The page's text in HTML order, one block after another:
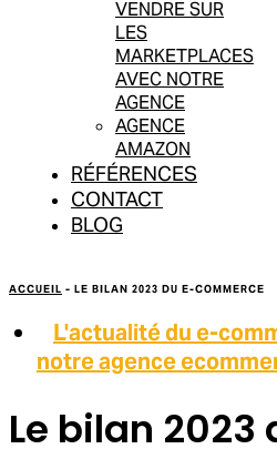
VENDRE SUR
LES
MARKETPLACES
AVEC NOTRE
AGENCE
AGENCE
AMAZON
RÉFÉRENCES
CONTACT
BLOG
ACCUEIL - LE BILAN 2023 DU E-COMMERCE
L'actualité du e-
notre agence
Le bilan 2023